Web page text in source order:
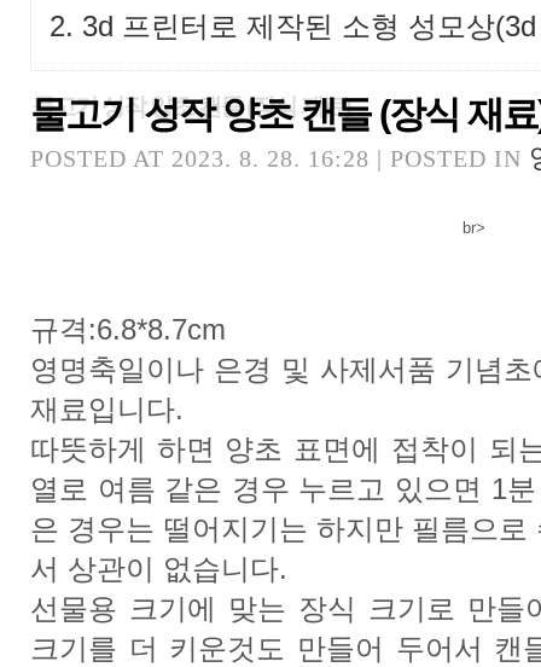
3d 프린터로 제작된 소형 성모상
물고기 성작 양초 캔들 (장식 재료)
물고기 성작 양초 캔들 (장식 재
POSTED AT 2023. 8. 28. 16:28 | POSTED IN
br>
규격:6.8*8.7cm
영명축일이나 은경 및 사제서품 기념
재료입니다.
따뜻하게 하면 양초 표면에 접착이 되
열로 여름 같은 경우 누르고 있으면 1
은 경우는 떨어지기는 하지만 필름으
서 상관이 없습니다.
선물용 크기에 맞는 장식 크기로 만들
크기를 더 키운것도 만들어 두어서 캔